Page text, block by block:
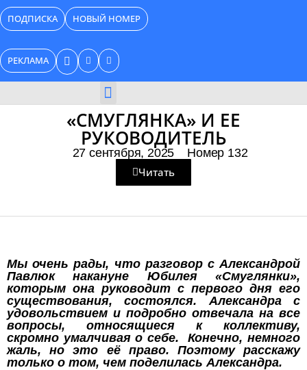
Перейти
к
ПОДПИСКА НОВЫЙ НОМЕР
РЕКЛАМА
«СМУГЛЯНКА» И ЕЕ
РУКОВОДИТЕЛЬ
27 сентября, 2025
Номер 132
Читать
Мы очень рады, что разговор с Александрой
Павлюк накануне Юбилея «Смуглянки»,
которым она руководит с первого дня его
существования, состоялся. Александра с
удовольствием и подробно отвечала на все
вопросы, относящиеся к коллективу,
скромно умалчивая о себе. Конечно, немного
жаль, но это её право. Поэтому расскажу
только о том, чем поделилась Александра.